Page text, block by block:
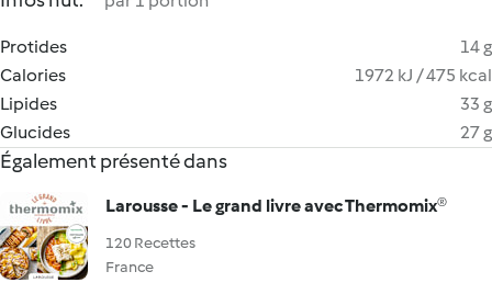
Protides
14 g
Calories
1972 kJ / 475 kcal
Lipides
33 g
Glucides
27 g
Également présenté dans
Larousse - Le grand livre avec Thermomix®
120 Recettes
France